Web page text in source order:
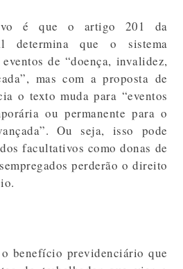
é que o artigo 201 da
determina que o sistema
de “doença, invalidez,
mas com a proposta de
o texto muda para “eventos
ou permanente para o
Ou seja, isso pode
facultativos como donas de
perderão o direito
benefício previdenciário que